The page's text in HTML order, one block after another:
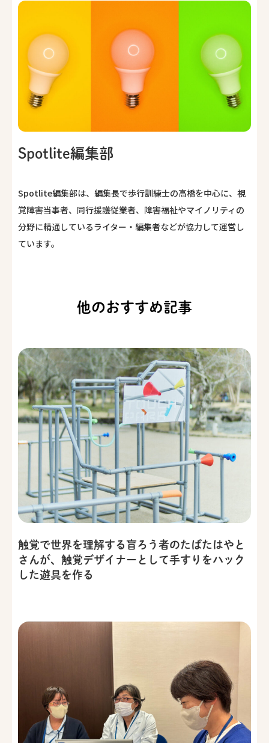
Spotlite編集部
Spotlite編集部は、編集長で歩行訓練士の高橋を中心に、視
覚障害当事者、同行援護従業者、障害福祉やマイノリティの
分野に精通しているライター・編集者などが協力して運営し
ています。
他のおすすめ記事
触覚で世界を理解する盲ろう者のたばたはやと
さんが、触覚デザイナーとして手すりをハック
した遊具を作る